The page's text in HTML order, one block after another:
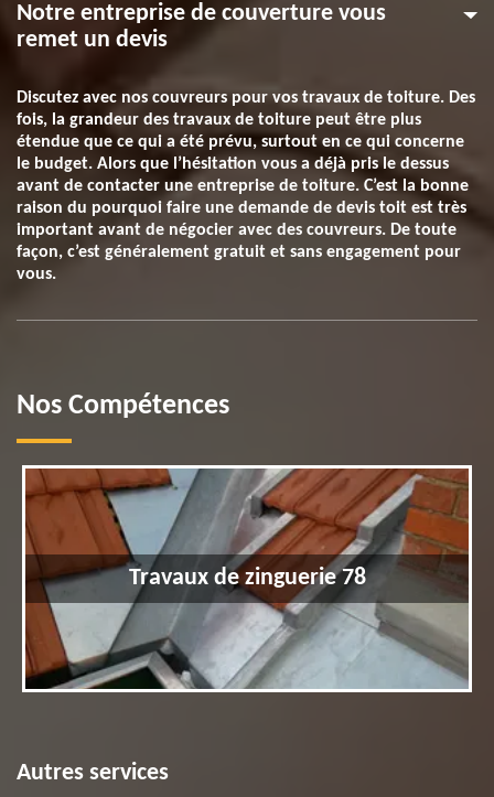
Notre entreprise de couverture vous
remet un devis
Discutez avec nos couvreurs pour vos travaux de toiture. Des
fois, la grandeur des travaux de toiture peut être plus
étendue que ce qui a été prévu, surtout en ce qui concerne
le budget. Alors que l’hésitation vous a déjà pris le dessus
avant de contacter une entreprise de toiture. C’est la bonne
raison du pourquoi faire une demande de devis toit est très
important avant de négocier avec des couvreurs. De toute
façon, c’est généralement gratuit et sans engagement pour
vous.
Nos Compétences
Travaux de zinguerie 78
Autres services